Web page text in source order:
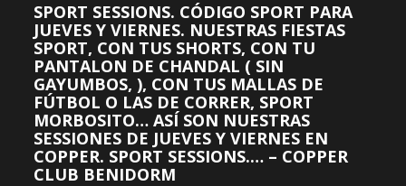
SPORT SESSIONS. CÓDIGO SPORT PARA
JUEVES Y VIERNES. NUESTRAS FIESTAS
SPORT, CON TUS SHORTS, CON TU
PANTALON DE CHANDAL ( SIN
GAYUMBOS, ), CON TUS MALLAS DE
FÚTBOL O LAS DE CORRER, SPORT
MORBOSITO… ASÍ SON NUESTRAS
SESSIONES DE JUEVES Y VIERNES EN
COPPER. SPORT SESSIONS.… – COPPER
CLUB BENIDORM